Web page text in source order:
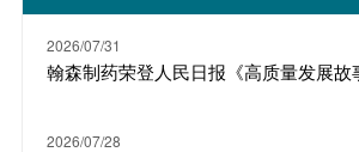
2026/07/31
翰森制药荣登人民日报《高质量发展故
2026/07/28